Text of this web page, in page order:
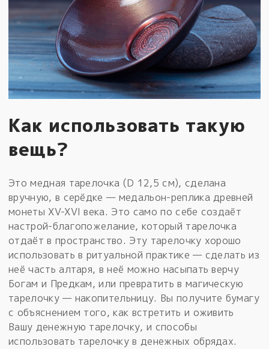
Как использовать такую
вещь?
Это медная тарелочка (D 12,5 см), сделана
вручную, в серёдке — медальон-реплика древней
монеты XV-XVI века. Это само по себе создаёт
настрой-благопожелание, который тарелочка
отдаёт в пространство. Эту тарелочку хорошо
использовать в ритуальной практике — сделать из
неё часть алтаря, в неё можно насыпать верчу
Богам и Предкам, или превратить в магическую
тарелочку — накопительницу. Вы получите бумагу
с объяснением того, как встретить и оживить
Вашу денежную тарелочку, и способы
использовать тарелочку в денежных обрядах.